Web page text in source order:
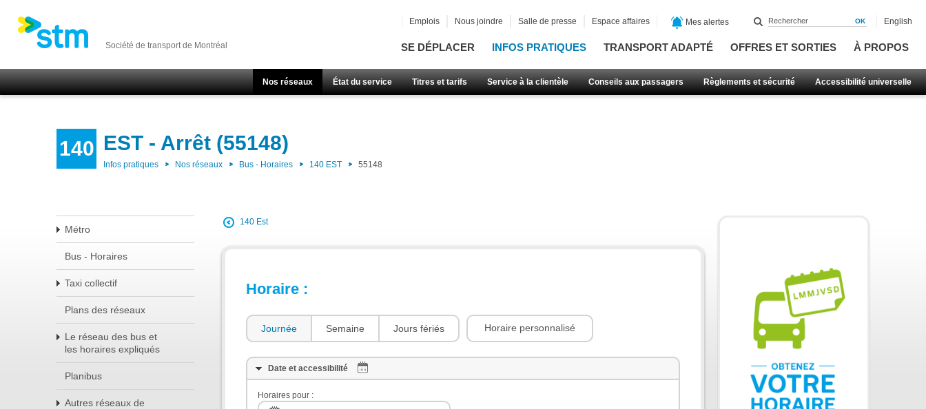
Société de transport de Montréal SE DÉPLACER INFOS PRATIQUES TRANSPORT ADAPTÉ OFFRES ET SORTIES À PROPOS
Nos réseaux État du service Titres et tarifs Service à la clientèle Conseils aux passagers Règlements et sécurité Accessibilité universelle
Emplois Nous joindre Salle de presse Espace affaires Mes alertes English
140 EST - Arrêt (55148)
Infos pratiques Nos réseaux Bus - Horaires 140 EST 55148
Métro
Bus - Horaires
Taxi collectif
Plans des réseaux
Le réseau des bus et
les horaires expliqués
Planibus
Autres réseaux de
140 Est
Horaire :
Journée Semaine Jours fériés Horaire personnalisé
Date et accessibilité
Horaires pour :